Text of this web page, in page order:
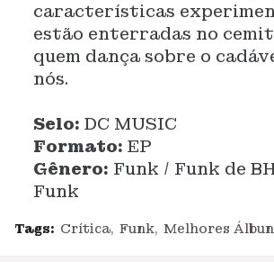
características
estão enterradas no
quem dança sobre o
nós.
Selo: DC MUSIC
Formato: EP
Gênero: Funk / Funk de
Funk
Tags: Crítica Funk Melhores